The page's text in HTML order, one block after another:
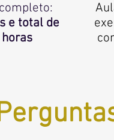
e total de
horas